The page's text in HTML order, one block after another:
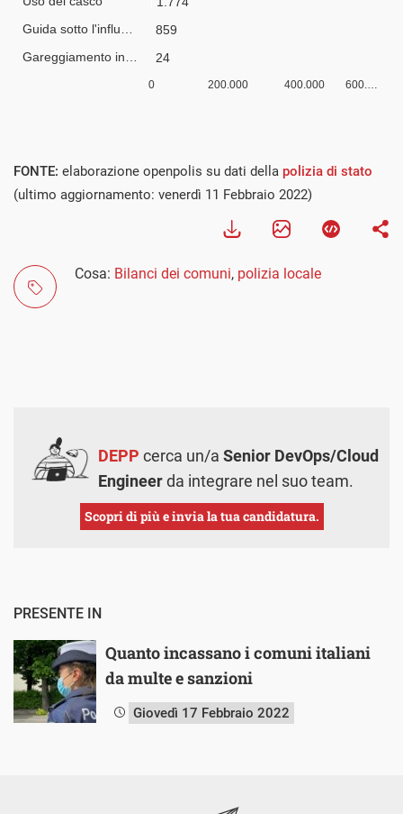
FONTE: elaborazione openpolis su dati della polizia di stato
(ultimo aggiornamento: venerdì 11 Febbraio 2022)
Cosa: Bilanci dei comuni, polizia locale
DEPP cerca un/a Senior DevOps/Cloud
Engineerda integrare nel suo team.
Scopri di più e invia la tua candidatura.
PRESENTE IN
Quanto incassano i comuni italiani
da multe e sanzioni
Giovedì 17 Febbraio 2022